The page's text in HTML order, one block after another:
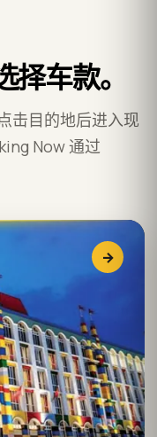
车款。
击目的地后进入现
Now 通过
→